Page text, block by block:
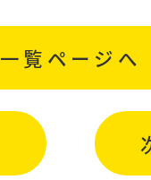
一覧ページへ